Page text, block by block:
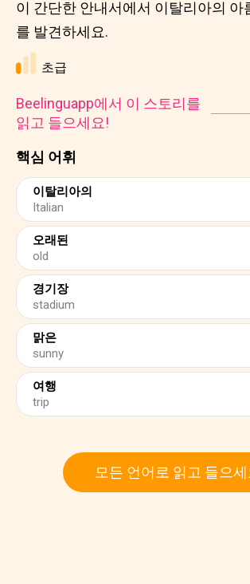
핵심 어휘
이탈리아의
Italian
오래된
old
경기장
stadium
맑은
sunny
여행
trip
이 간단한 안내서에서 이탈리아의 아
를 발견하세요.
초급
Beelinguapp에서 이 스토리를
읽고 들으세요!
모든 언어로 읽고 들으세